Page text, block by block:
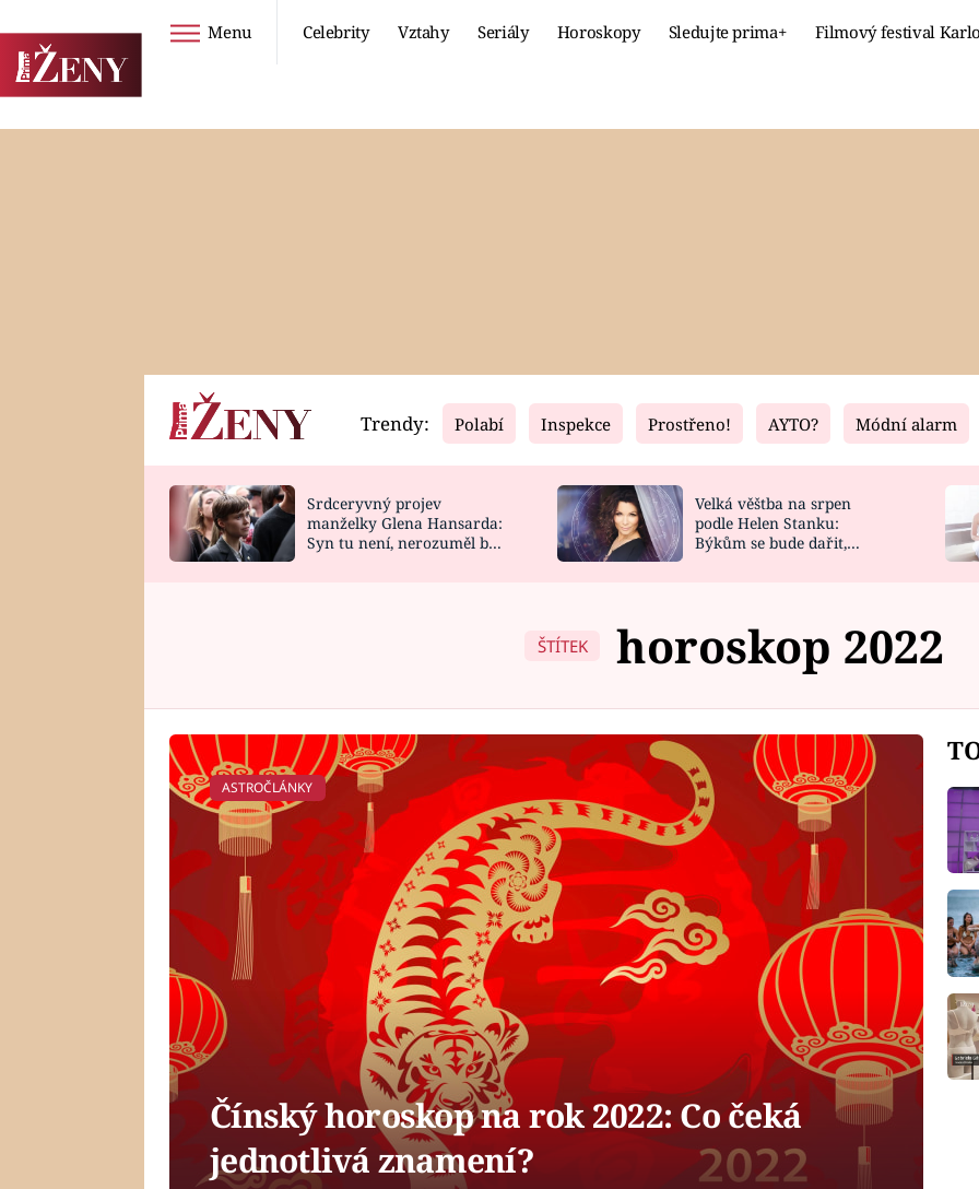
Menu Celebrity Vztahy Seriály Horoskopy Sledujte prima+ Filmový festival
Horoskopy
HOROSKOP NA
Video
CELEBRITY
VAŘENÍ
Fresh
NOVINKY
VIDEORECEPTY
Living
DESIGN
Trendy: Polabí Inspekce Prostřeno! AYTO? Módní alarm
Srdceryvný projev
manželky Glena Hansarda:
Syn tu není, nerozuměl by
Velká věštba na srpen
podle Helen Stanku:
Býkům se bude dařit,
ŠTÍTEK horoskop 2022
ASTROČLÁNKY
Čínský horoskop na rok 2022: Co čeká
jednotlivá znamení?